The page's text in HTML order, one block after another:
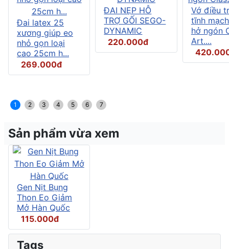
Đai latex 25
xương giúp eo
nhỏ gọn loại
cao 25cm h...
269.000đ
ĐAI NẸP HỖ
TRỢ GỐI SEGO-
DYNAMIC
220.000đ
Vớ điều
tĩnh
hở ngón
Art....
1 2 3 4 5 6 7
Sản phẩm vừa xem
Gen Nịt Bụng
Thon Eo Giảm
Mở Hàn Quốc
115.000đ
Tags